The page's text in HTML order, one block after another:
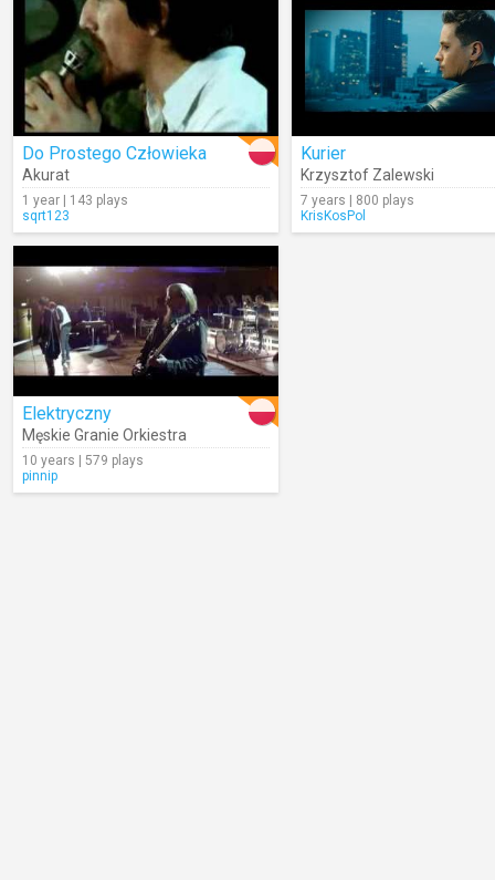
Do Prostego Człowieka
Akurat
1 year | 143 plays
sqrt123
Kurier
Krzysztof Zalewski
7 years | 800 plays
KrisKosPol
Elektryczny
Męskie Granie Orkiestra
10 years | 579 plays
pinnip